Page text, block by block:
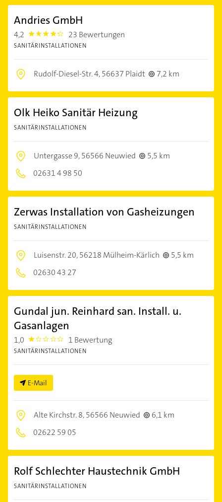
Andries GmbH
4,2 4.2000003 23 Bewertungen
SANITÄRINSTALLATIONEN
Rudolf-Diesel-Str. 4,56637 Plaidt 7,2 km
Olk Heiko Sanitär Heizung
SANITÄRINSTALLATIONEN
Untergasse 9,56566 Neuwied
5,5 km
02631 4 98 50
Zerwas Installation von Gasheizungen
SANITÄRINSTALLATIONEN
Luisenstr. 20,56218 Mülheim-Kärlich
5,5 km
02630 43 27
Gundal jun. Reinhard san. Install. u.
Gasanlagen
1,0 1.0 1 Bewertung
SANITÄRINSTALLATIONEN
E-Mail
Alte Kirchstr. 8,56566 Neuwied
6,1 km
02622 59 05
Rolf Schlechter Haustechnik GmbH
SANITÄRINSTALLATIONEN